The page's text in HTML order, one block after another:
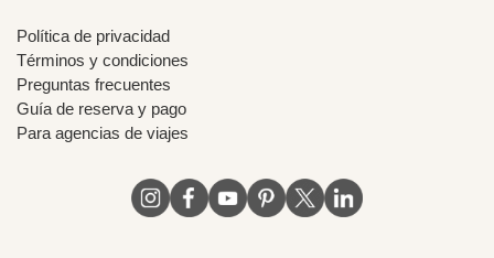
Política de privacidad
Términos y condiciones
Preguntas frecuentes
Guía de reserva y pago
Para agencias de viajes